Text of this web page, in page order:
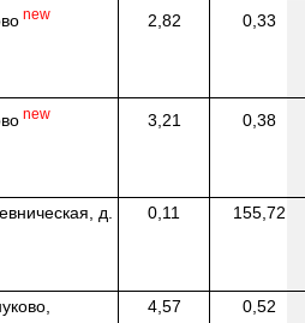
new 2,82 0,33
new 3,21 0,38
, д.
0,11 155,72
4,57 0,52